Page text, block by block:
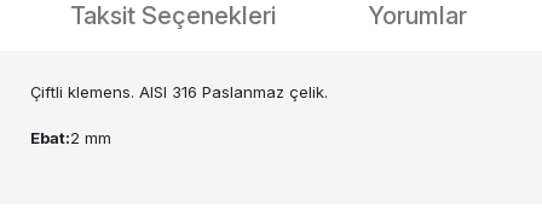
Taksit Seçenekleri Yorumlar
Çiftli klemens. AISI 316 Paslanmaz çelik.
Ebat:2 mm